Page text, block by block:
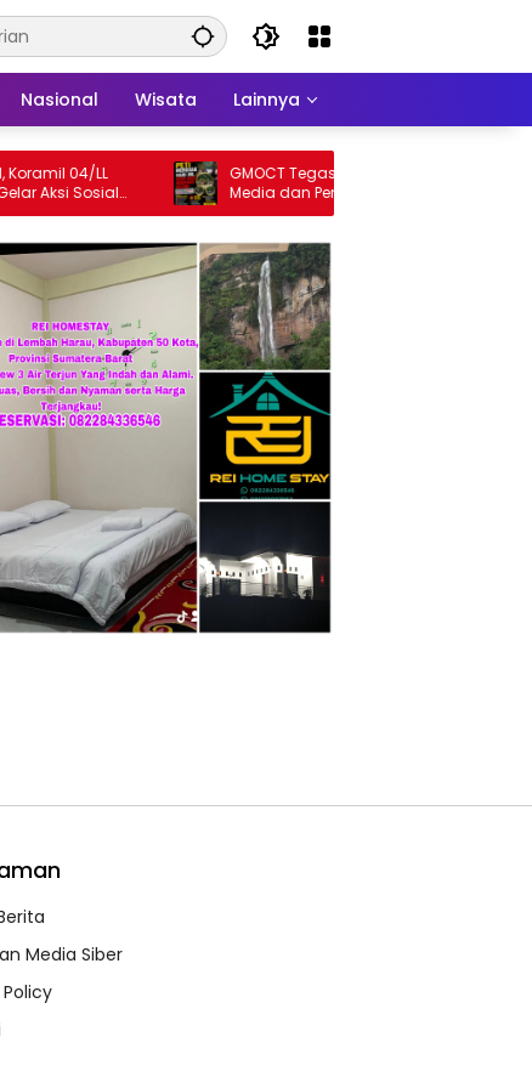
Nasional Wisata Lainnya
04/LL
Sosial
GMOCT Tegaskan Pentingnya Sinergi
Media dan Penegakan Hukum Demi
Masa Depan Kabupaten Limapuluh Kota
Media Siber